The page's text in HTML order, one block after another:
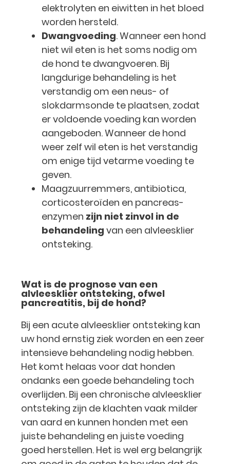
elektrolyten en eiwitten in het bloed
worden hersteld.
Dwangvoeding. Wanneer een hond
niet wil eten is het soms nodig om
de hond te dwangvoeren. Bij
langdurige behandeling is het
verstandig om een neus- of
slokdarmsonde te plaatsen, zodat
er voldoende voeding kan worden
aangeboden. Wanneer de hond
weer zelf wil eten is het verstandig
om enige tijd vetarme voeding te
geven.
Maagzuurremmers, antibiotica,
corticosteroïden en pancreas-
enzymen zijn niet zinvol in de
behandeling van een alvleesklier
ontsteking.
Wat is de prognose van een
alvleesklier ontsteking, ofwel
pancreatitis, bij de hond?
Bij een acute alvleesklier ontsteking kan
uw hond ernstig ziek worden en een zeer
intensieve behandeling nodig hebben.
Het komt helaas voor dat honden
ondanks een goede behandeling toch
overlijden. Bij een chronische alvleesklier
ontsteking zijn de klachten vaak milder
van aard en kunnen honden met een
juiste behandeling en juiste voeding
goed herstellen. Het is wel erg belangrijk